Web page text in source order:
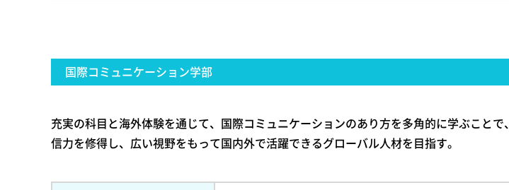
国際コミュニケーション学部
充実の科目と海外体験を通じて、国際コミュニケーションのあり方を多角的に学ぶこと
信力を修得し、広い視野をもって国内外で活躍できるグローバル人材を目指す。